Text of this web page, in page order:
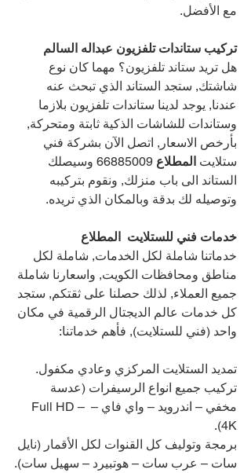
مع الأفضل.
تركيب ستاندات تلفزيون عبداله السالم
هل تريد ستاند تلفزيون؟ مهما كان نوع
شاشتك, ستجد الستاند الذي تبحث عنه
عندنا, يوجد لدينا ستاندات تلفزيون بلازما
وستاندات للشاشات الذكية ثابتة ومتحركة,
بأرخص الاسعار, اتصل الآن بشركة فني
ستلايت المطلاع 66885009 وسيصلك
الستاند الى باب منزلك, ونقوم بتركيبه
وتوصيله لك بدقة وبالمكان الذي تريده.
خدمات فني للستلايت  المطلاع
خدماتنا شاملة لكل الخدمات, شاملة لكل
مناطق ومحافظات الكويت, واسعارنا شاملة
جميع العملاء, لذلك حصلنا على ثقتكم, ستجد
كل خدمات عالم الديجتال الرقمية في مكان
واحد (فني للستلايت), فأهم خدماتنا:
تمديد الستلايت المركزي وعادي مكفول.
تركيب جميع انواع الرسيفرات (عدسة
مخفي – اندرويد – واي فاي – Full HD –
4K).
برمجة وتوليف كل القنوات لكل الأقمار (نايل
سات – عرب سات – هوتبيرد – سهيل سات).